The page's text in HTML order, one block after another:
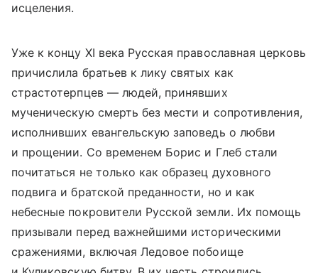
исцеления.
Уже к концу XI века Русская православная церковь
причислила братьев к лику святых как
страстотерпцев — людей, принявших
мученическую смерть без мести и сопротивления,
исполнивших евангельскую заповедь о любви
и прощении. Со временем Борис и Глеб стали
почитаться не только как образец духовного
подвига и братской преданности, но и как
небесные покровители Русской земли. Их помощь
призывали перед важнейшими историческими
сражениями, включая Ледовое побоище